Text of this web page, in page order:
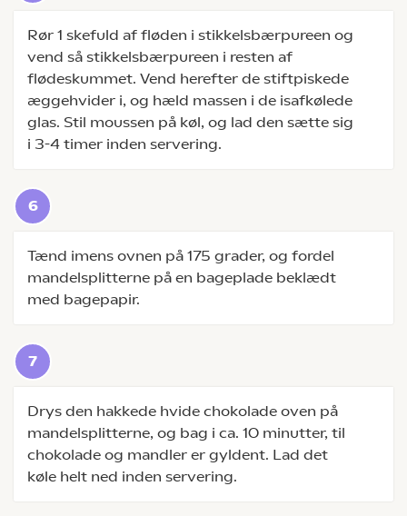
Rør 1 skefuld af fløden i stikkelsbærpureen og
vend så stikkelsbærpureen i resten af
flødeskummet. Vend herefter de stiftpiskede
æggehvider i, og hæld massen i de isafkølede
glas. Stil moussen på køl, og lad den sætte sig
i 3-4 timer inden servering.
Tænd imens ovnen på 175 grader, og fordel
mandelsplitterne på en bageplade beklædt
med bagepapir.
Drys den hakkede hvide chokolade oven på
mandelsplitterne, og bag i ca. 10 minutter, til
chokolade og mandler er gyldent. Lad det
køle helt ned inden servering.